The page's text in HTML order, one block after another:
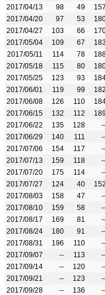
2017/04/13
98 49 157
2017/04/20
97 53
2017/04/27
103 66
2017/05/04
109 67 183
2017/05/11
114 78
2017/05/18
115 80
2017/05/25
123 93
2017/06/01
119 99 182
2017/06/08
126 110
2017/06/15
132 112 189
2017/06/22
135 128
2017/06/29
140 111
2017/07/06
154 117
2017/07/13
159 118
2017/07/20
175 114
2017/07/27
124 40 152
2017/08/03
158 47
2017/08/10
159 58
2017/08/17
169 81
2017/08/24
180 91
2017/08/31
196 110
2017/09/07
-- 113
2017/09/14
-- 120
2017/09/21
-- 123
2017/09/28
-- 136